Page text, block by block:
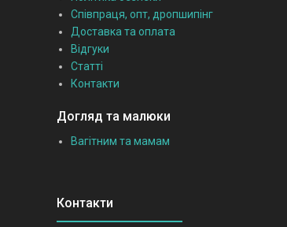
Співпраця, опт, дропшипінг
Доставка та оплата
Відгуки
Статті
Контакти
Догляд та малюки
Вагітним та мамам